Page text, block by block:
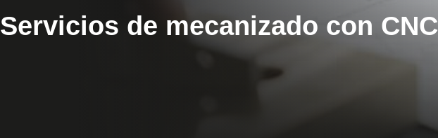
Servicios de mecanizado con CNC